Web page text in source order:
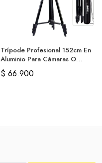
Trípode Profesional 152cm En
Aluminio Para Cámaras O
Celular
$ 66.900